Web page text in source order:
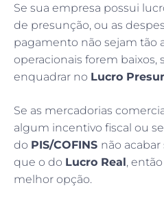
Se sua empresa possui
de presunção, ou as
pagamento não sejam tão
operacionais forem baixos,
enquadrar no Lucro
Se as mercadorias
algum incentivo fiscal ou
do PIS/COFINS não
que o do Lucro Real,
melhor opção.